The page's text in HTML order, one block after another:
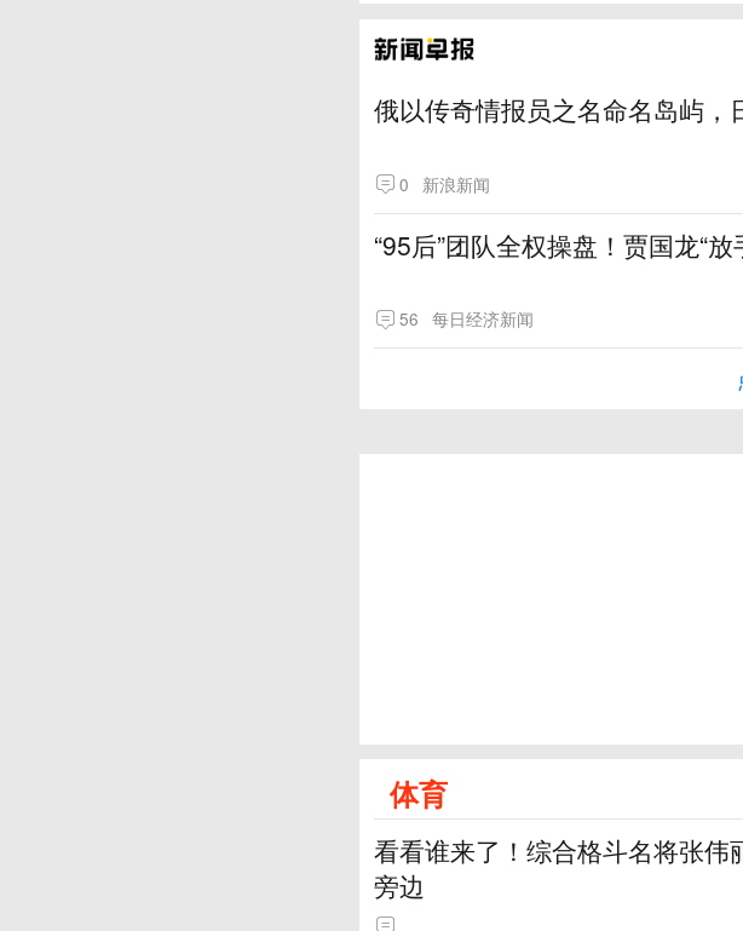
俄以传奇情报员之名命名岛屿，
0 新浪新闻
“95后”团队全权操盘！贾国龙“
56 每日经济新闻
体育
看看谁来了！综合格斗名将张
旁边